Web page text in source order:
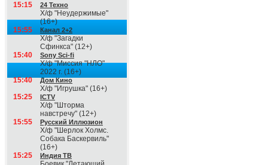
15:15 24 Техно
Х/ф "Неудержимые"
(16+)
15:55
Канал 2+2
Х/ф "Загадки
Сфинкса" (12+)
15:40
Sony Sci-fi
Х/ф "Миссия "НЛО"
2022 г. (16+)
15:40
Дом Кино
Х/ф "Игрушка" (16+)
15:25
ICTV
Х/ф "Шторма
навстречу" (12+)
15:55
Русский Иллюзион
Х/ф "Шерлок Холмс.
Собака Баскервиль"
(16+)
15:25
Индия ТВ